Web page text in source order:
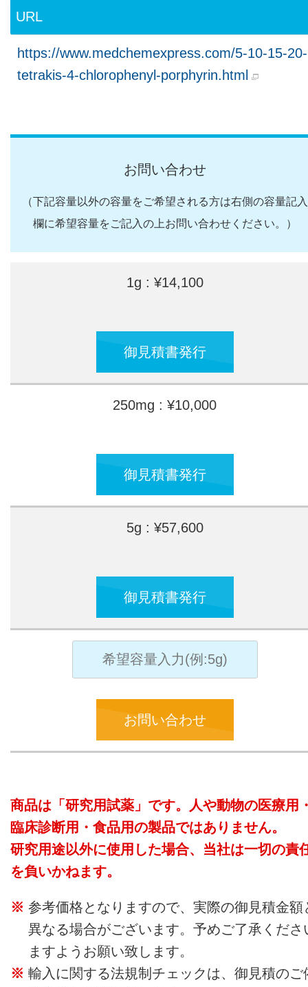
URL
https://www.medchemexpress.com/5-10-15-20-
tetrakis-4-chlorophenyl-porphyrin.html
お問い合わせ
（下記容量以外の容量をご希望される方は右側の容量記入
欄に希望容量をご記入の上お問い合わせください。）
1g : ¥14,100
御見積書発行
250mg : ¥10,000
御見積書発行
5g : ¥57,600
御見積書発行
お問い合わせ
商品は「研究用試薬」です。人や動物の医療用
臨床診断用・食品用の製品ではありません。
研究用途以外に使用した場合、当社は一切の責
を負いかねます。
参考価格となりますので、実際の御見積金額
異なる場合がございます。予めご了承くださ
ますようお願い致します。
輸入に関する法規制チェックは、御見積のご